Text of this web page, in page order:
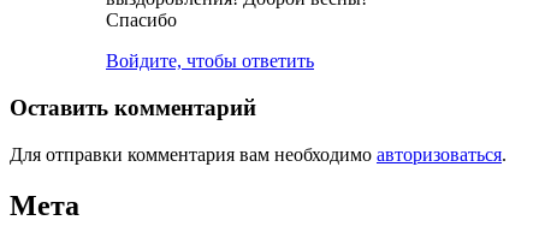
Спасибо
Войдите, чтобы ответить
Оставить комментарий
Для отправки комментария вам необходимо авторизоваться.
Мета